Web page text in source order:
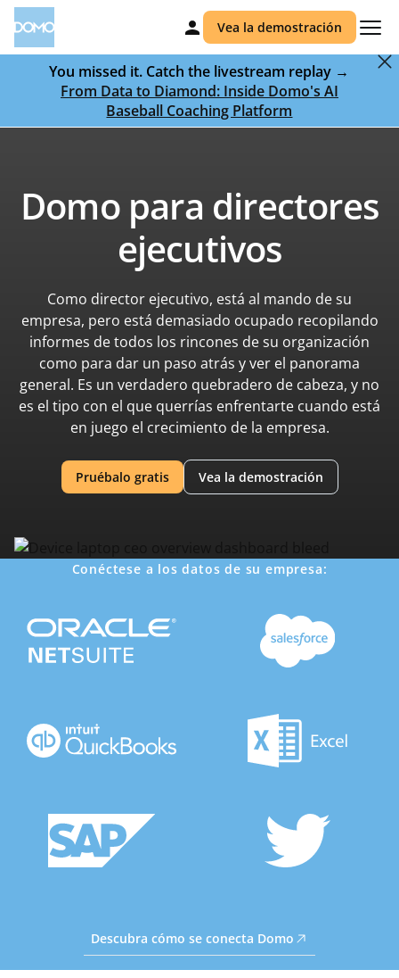
Vea la demostración
You missed it. Catch the livestream replay →
From Data to Diamond: Inside Domo's AI
Baseball Coaching Platform
Domo para directores
ejecutivos
Como director ejecutivo, está al mando de su
empresa, pero está demasiado ocupado recopilando
informes de todos los rincones de su organización
como para dar un paso atrás y ver el panorama
general. Es un verdadero quebradero de cabeza, y no
es el tipo con el que querrías enfrentarte cuando está
en juego el crecimiento de la empresa.
Pruébalo gratis Vea la demostración
Conéctese a los datos de su empresa:
Descubra cómo se conecta Domo